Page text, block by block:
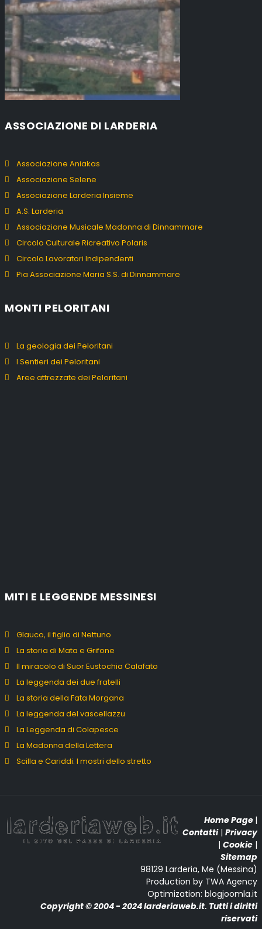
ASSOCIAZIONE DI LARDERIA
Associazione Aniakas
Associazione Selene
Associazione Larderia Insieme
A.S. Larderia
Associazione Musicale Madonna di Dinnammare
Circolo Culturale Ricreativo Polaris
Circolo Lavoratori Indipendenti
Pia Associazione Maria S.S. di Dinnammare
MONTI PELORITANI
La geologia dei Peloritani
I Sentieri dei Peloritani
Aree attrezzate dei Peloritani
MITI E LEGGENDE MESSINESI
Glauco, il figlio di Nettuno
La storia di Mata e Grifone
Il miracolo di Suor Eustochia Calafato
La leggenda dei due fratelli
La storia della Fata Morgana
La leggenda del vascellazzu
La Leggenda di Colapesce
La Madonna della Lettera
Scilla e Cariddi. I mostri dello stretto
Home Page |
Contatti| Privacy
| Cookie |
Sitemap
98129 Larderia, Me (Messina)
Production by TWA Agency
Optimization: blogjoomla.it
Copyright © 2004 - 2024 larderiaweb.it. Tutti i diritti
riservati